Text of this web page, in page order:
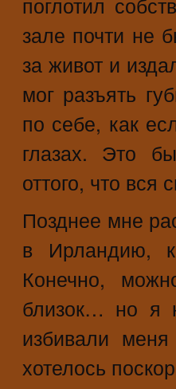
зале почти не
за живот и
мог разъять
по себе, как
глазах. Это
оттого, что
Позднее мне
в Ирландию,
Конечно,
близок… но я
избивали
хотелось